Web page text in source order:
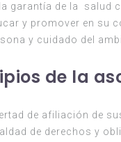
garantía de la salud
y promover en su
y cuidado del
de la
de afiliación de
de derechos y